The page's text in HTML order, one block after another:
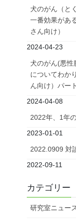
犬のがん（と
一番効果があ
さん向け）
2024-04-23
犬のがん(悪性
についてわか
ん向け）パー
2024-04-08
2022年、1年
2023-01-01
2022.0909 対
2022-09-11
カテゴリー
研究室ニュー